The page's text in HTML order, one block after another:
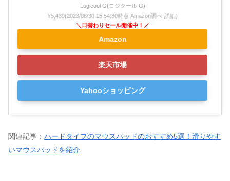
Logicool G(ロジクール G)
¥5,439(2023/08/30 15:54:30時点 Amazon調べ-詳細)
Amazon
楽天市場
Yahooショッピング
関連記事： ハードタイプのマウスパッドのおすすめ5選！滑りやす
いマウスパッドを紹介